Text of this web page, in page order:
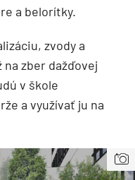
a belorítky.
zvody a
zber dažďovej
v škole
a využívať ju na